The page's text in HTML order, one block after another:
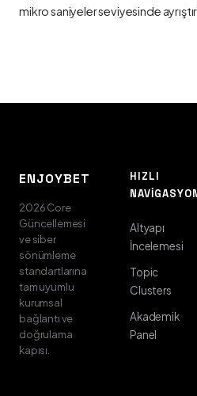
mikro saniyeler seviyesinde
ENJOYBET
2026 Core
Güncellemesi
ve siber
sönümleme
standartlarına
tam uyumlu
kurumsal
bağlantı ve
doğrulama
kapısı.
HIZLI
Altyapı
İncelemesi
Topic
Clusters
Akademik
Panel